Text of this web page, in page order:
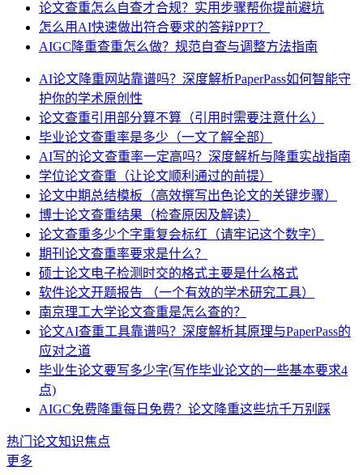
论文查重怎么自查才合规？实用步骤帮你提前避坑
怎么用AI快速做出符合要求的答辩PPT？
AIGC降重查重怎么做？规范自查与调整方法指南
AI论文降重网站靠谱吗？深度解析PaperPass如何智能守
护你的学术原创性
论文查重引用部分算不算（引用时需要注意什么）
毕业论文查重率是多少（一文了解全部）
AI写的论文查重率一定高吗？深度解析与降重实战指南
学位论文查重（让论文顺利通过的前提）
论文中期总结模板（高效撰写出色论文的关键步骤）
博士论文查重结果（检查原因及解读）
论文查重多少个字重复会标红（请牢记这个数字）
期刊论文查重率要求是什么？
硕士论文电子检测时交的格式主要是什么格式
软件论文开题报告 （一个有效的学术研究工具）
南京理工大学论文查重是怎么查的？
论文AI查重工具靠谱吗？深度解析其原理与PaperPass的
应对之道
毕业生论文要写多少字(写作毕业论文的一些基本要求4
点)
AIGC免费降重每日免费？论文降重这些坑千万别踩
热门论文知识焦点
更多